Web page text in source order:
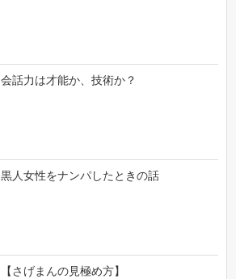
会話力は才能か、技術か？
黒人女性をナンパしたときの話
【さげまんの見極め方】